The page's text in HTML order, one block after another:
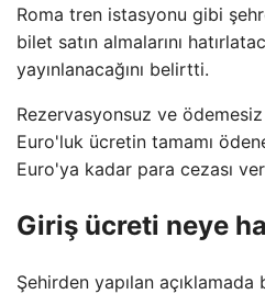
Roma tren istasyonu gibi
bilet satın almalarını
yayınlanacağını belirtti.
Rezervasyonsuz ve
Euro'luk ücretin tamamı
Euro'ya kadar para cezası
Giriş ücreti neye
Şehirden yapılan açıklamada